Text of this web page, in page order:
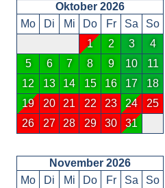
Oktober 2026
Mo
Di Mi Do Fr Sa
So
1
2 3
4
5
6 7 8 9 10
11
12
13 14 15 16 17
18
19
20 21 22 23 24
25
26
27 28 29 30 31
November 2026
Mo
Di Mi Do Fr Sa
So